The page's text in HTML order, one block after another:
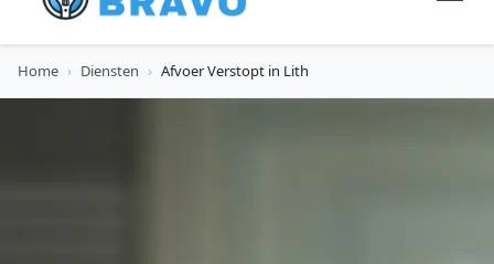
Home › Diensten › Afvoer Verstopt in Lith